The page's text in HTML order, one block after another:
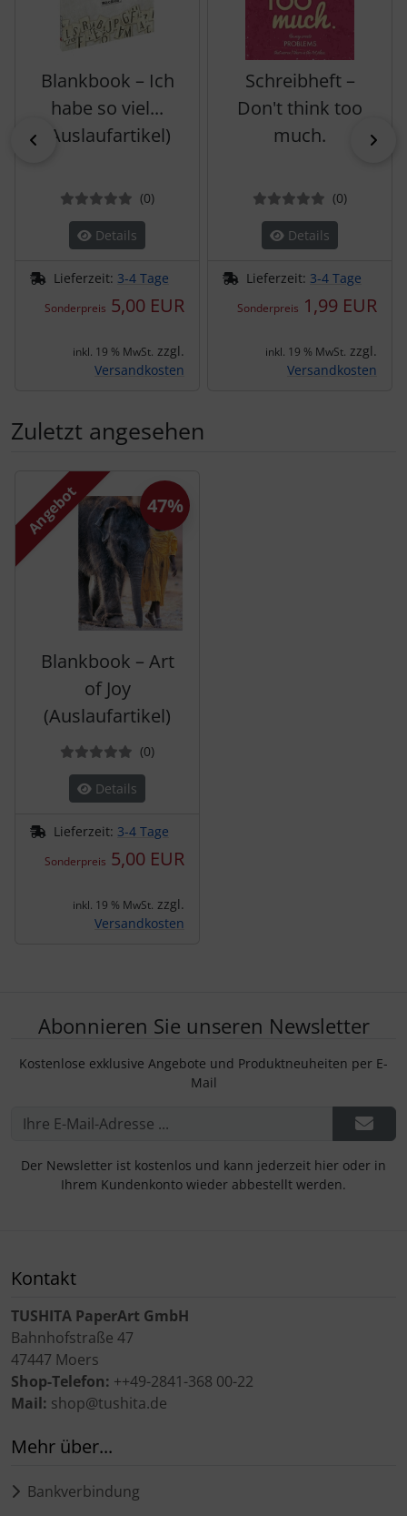
zurück
Blankbook – Ich
habe so viel...
(Auslaufartikel)
(0Bewertungen
)
Details
Lieferzeit: 3-4 Tage
Sonderpreis 5,00 EUR
inkl. 19 % MwSt. zzgl.
Versandkosten
Schreibheft –
Don't think too
much.
(0)
Details
Lieferzeit: 3-4 Tage
Sonderpreis 1,99 EUR
inkl. 19 % MwSt. zzgl.
Versandkosten
Zuletzt angesehen
Es folgt ein Produktslider - navigieren Sie mit der Tab-
Angebot
Blankbook – Art
of Joy
(Auslaufartikel)
(0Bewertungen
)
Details
Lieferzeit: 3-4 Tage
Sonderpreis 5,00 EUR
47%
inkl. 19 % MwSt. zzgl.
Versandkosten
Abonnieren Sie unseren Newsletter
Kostenlose exklusive Angebote und Produktneuheiten per E-
Mail
Der Newsletter ist kostenlos und kann jederzeit hier oder in
Ihrem Kundenkonto wieder abbestellt werden.
Kontakt
TUSHITA PaperArt GmbH
Bahnhofstraße 47
47447 Moers
Shop-Telefon: ++49-2841-368 00-22
Mail: shop@tushita.de
Mehr über...
Bankverbindung